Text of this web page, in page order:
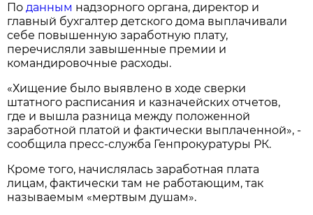
Поданным надзорного органа, директор и
главный бухгалтер детского дома выплачивали
себе повышенную заработную плату,
перечисляли завышенные премии и
командировочные расходы.
«Хищение было выявлено в ходе сверки
штатного расписания и казначейских отчетов,
где и вышла разница между положенной
заработной платой и фактически выплаченной», -
сообщила пресс-служба Генпрокуратуры РК.
Кроме того, начислялась заработная плата
лицам, фактически там не работающим, так
называемым «мертвым душам».